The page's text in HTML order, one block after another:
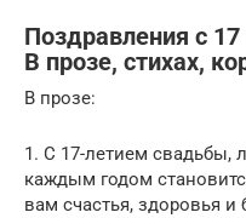
Поздравления с
В прозе, стихах,
В прозе:
1. С 17-летием
каждым годом
вам счастья, здоровья и